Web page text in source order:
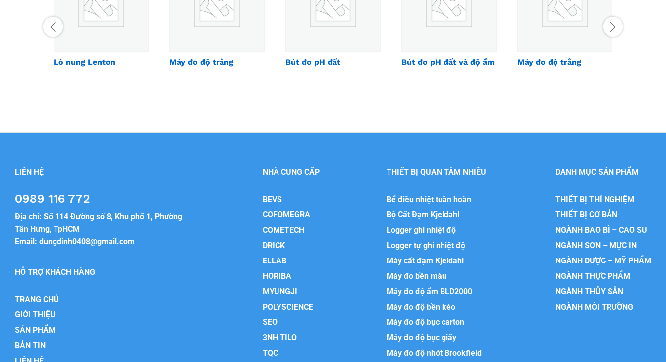
Lò nung Lenton Máy đo độ trắng Bút đo pH đất Bút đo pH đất và độ ẩm Máy đo độ trắng
LIÊN HỆ
0989 116 772
Địa chỉ: Số 114 Đường số 8, Khu phố 1, Phường
Tân Hưng, TpHCM
Email: dungdinh0408@gmail.com
HỖ TRỢ KHÁCH HÀNG
TRANG CHỦ
GIỚI THIỆU
SẢN PHẨM
BẢN TIN
NHÀ CUNG CẤP
BEVS
COFOMEGRA
COMETECH
DRICK
ELLAB
HORIBA
MYUNGJI
POLYSCIENCE
SEO
3NH TILO
TQC
THIẾT BỊ QUAN TÂM NHIỀU
Bể điều nhiệt tuần hoàn
Bộ Cất Đạm Kjeldahl
Logger ghi nhiệt độ
Logger tự ghi nhiệt độ
Máy cất đạm Kjeldahl
Máy đo bền màu
Máy đo độ ẩm BLD2000
Máy đo độ bền kéo
Máy đo độ bục carton
Máy đo độ bục giấy
Máy đo độ nhớt Brookfield
DANH MỤC SẢN PHẨM
THIẾT BỊ THÍ NGHIỆM
THIẾT BỊ CƠ BẢN
NGÀNH BAO BÌ – CAO SU
NGÀNH SƠN – MỰC IN
NGÀNH DƯỢC – MỸ PHẨM
NGÀNH THỰC PHẨM
NGÀNH THỦY SẢN
NGÀNH MÔI TRƯỜNG